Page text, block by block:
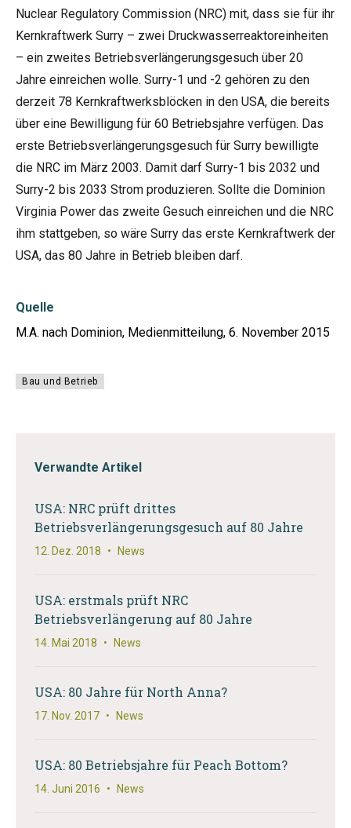
Nuclear Regulatory Commission (NRC) mit, dass sie für ihr
Kernkraftwerk Surry – zwei Druckwasserreaktoreinheiten
– ein zweites Betriebsverlängerungsgesuch über 20
Jahre einreichen wolle. Surry-1 und -2 gehören zu den
derzeit 78 Kernkraftwerksblöcken in den USA, die bereits
über eine Bewilligung für 60 Betriebsjahre verfügen. Das
erste Betriebsverlängerungsgesuch für Surry bewilligte
die NRC im März 2003. Damit darf Surry-1 bis 2032 und
Surry-2 bis 2033 Strom produzieren. Sollte die Dominion
Virginia Power das zweite Gesuch einreichen und die NRC
ihm stattgeben, so wäre Surry das erste Kernkraftwerk der
USA, das 80 Jahre in Betrieb bleiben darf.
Quelle
M.A. nach Dominion, Medienmitteilung, 6. November 2015
Bau und Betrieb
Verwandte Artikel
USA: NRC prüft drittes
Betriebsverlängerungsgesuch auf 80 Jahre
12. Dez. 2018 • News
USA: erstmals prüft NRC
Betriebsverlängerung auf 80 Jahre
14. Mai 2018 • News
USA: 80 Jahre für North Anna?
17. Nov. 2017 • News
USA: 80 Betriebsjahre für Peach Bottom?
14. Juni 2016 • News